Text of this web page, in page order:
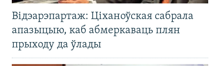
Відэарэпартаж: Ціханоўская сабрала
апазыцыю, каб абмеркаваць плян
прыходу да ўлады